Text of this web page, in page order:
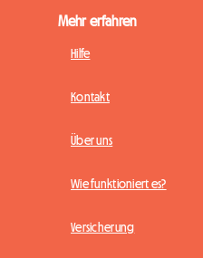
Mehr erfahren
Hilfe
Kontakt
Über uns
Wie funktioniert es?
Versicherung